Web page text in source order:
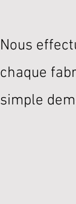
Nous
chaque
simple